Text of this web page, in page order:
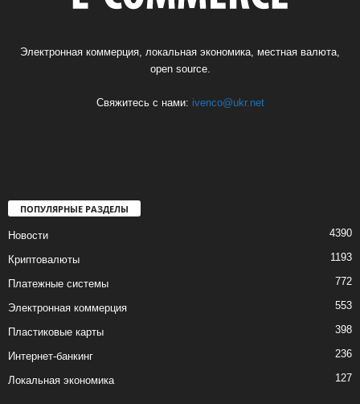
Электронная коммерция, локальная экономика, местная валюта,
open source.
Свяжитесь с нами: ivenco@ukr.net
ПОПУЛЯРНЫЕ РАЗДЕЛЫ
Новости 4390
Криптовалюты 1193
Платежные системы 772
Электронная коммерция 553
Пластиковые карты 398
Интернет-банкинг 236
Локальная экономика 127